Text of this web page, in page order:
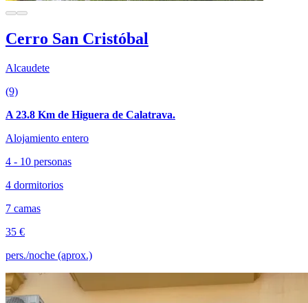
Cerro San Cristóbal
Alcaudete
(9)
A 23.8 Km de Higuera de Calatrava.
Alojamiento entero
4 - 10 personas
4 dormitorios
7 camas
35 €
pers./noche (aprox.)